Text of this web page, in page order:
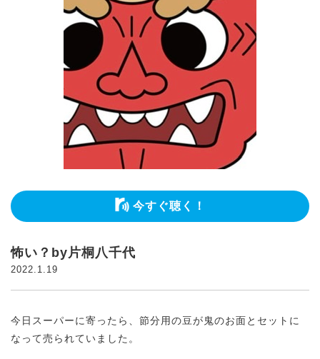
今すぐ聴く！
怖い？by片桐八千代
2022.1.19
今日スーパーに寄ったら、節分用の豆が鬼のお面とセットに
なって売られていました。